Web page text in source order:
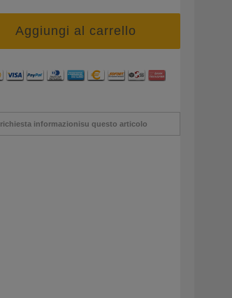
Aggiungi al carrello
richiesta informazionisu questo articolo